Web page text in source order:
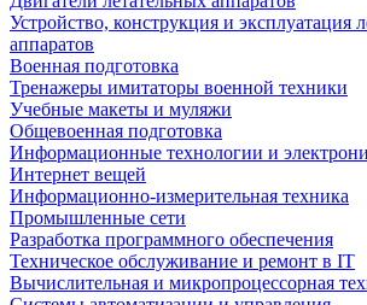
Устройство, конструкция и эксплуатация
аппаратов
Военная подготовка
Тренажеры имитаторы военной техники
Учебные макеты и муляжи
Общевоенная подготовка
Информационные технологии и
Интернет вещей
Информационно-измерительная техника
Промышленные сети
Разработка программного обеспечения
Техническое обслуживание и ремонт в IT
Вычислительная и микропроцессорная